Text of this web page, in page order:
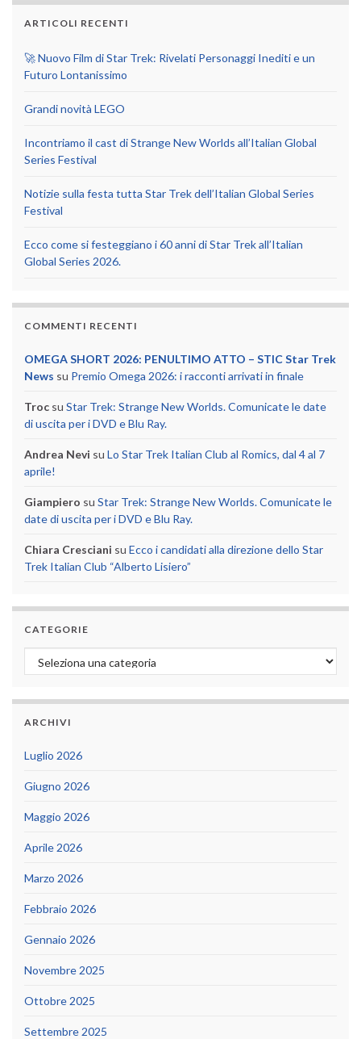
ARTICOLI RECENTI
🚀 Nuovo Film di Star Trek: Rivelati Personaggi Inediti e un
Futuro Lontanissimo
Grandi novità LEGO
Incontriamo il cast di Strange New Worlds all’Italian Global
Series Festival
Notizie sulla festa tutta Star Trek dell’Italian Global Series
Festival
Ecco come si festeggiano i 60 anni di Star Trek all’Italian
Global Series 2026.
COMMENTI RECENTI
OMEGA SHORT 2026: PENULTIMO ATTO – STIC Star Trek
News su Premio Omega 2026: i racconti arrivati in finale
Troc su Star Trek: Strange New Worlds. Comunicate le date
di uscita per i DVD e Blu Ray.
Andrea Nevi su Lo Star Trek Italian Club al Romics, dal 4 al 7
aprile!
Giampiero su Star Trek: Strange New Worlds. Comunicate le
date di uscita per i DVD e Blu Ray.
Chiara Cresciani su Ecco i candidati alla direzione dello Star
Trek Italian Club “Alberto Lisiero”
CATEGORIE
Categorie
ARCHIVI
Luglio 2026
Giugno 2026
Maggio 2026
Aprile 2026
Marzo 2026
Febbraio 2026
Gennaio 2026
Novembre 2025
Ottobre 2025
Settembre 2025